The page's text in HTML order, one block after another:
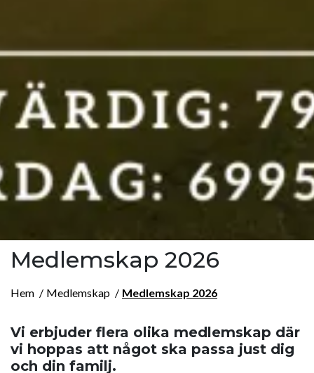
Medlemskap 2026
Hem Medlemskap Medlemskap 2026
Vi erbjuder flera olika medlemskap där
vi hoppas att något ska passa just dig
och din familj.